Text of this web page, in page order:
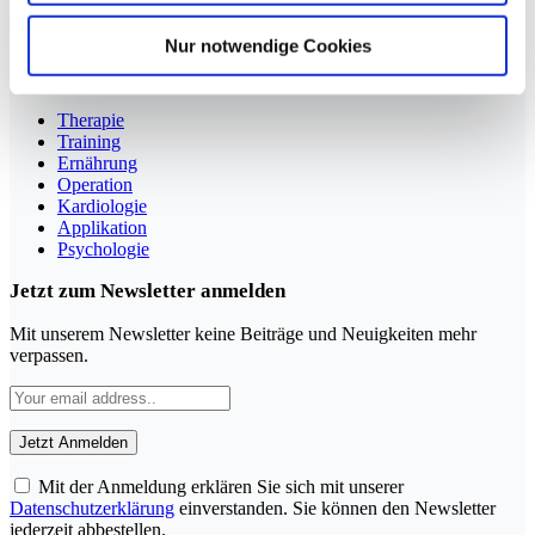
Nur notwendige Cookies
YouTube LinkedIn
Rubriken
Therapie
Training
Ernährung
Operation
Kardiologie
Applikation
Psychologie
Jetzt zum Newsletter anmelden
Mit unserem Newsletter keine Beiträge und Neuigkeiten mehr
verpassen.
Mit der Anmeldung erklären Sie sich mit unserer
Datenschutzerklärung einverstanden. Sie können den Newsletter
jederzeit abbestellen.